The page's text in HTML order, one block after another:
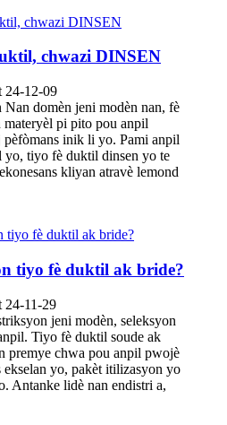
chwazi DINSEN
24-12-09
domèn jeni modèn nan, fè
pi pito pou anpil
pèfòmans inik li yo. Pami anpil
tiyo fè duktil dinsen yo te
kliyan atravè lemond
tiyo fè duktil ak bride?
24-11-29
jeni modèn, seleksyon
Tiyo fè duktil soude ak
premye chwa pou anpil pwojè
ekselan yo, pakèt itilizasyon yo
Antanke lidè nan endistri a,